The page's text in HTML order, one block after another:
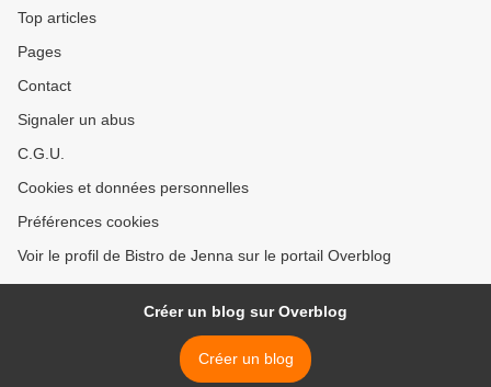
Top articles
Pages
Contact
Signaler un abus
C.G.U.
Cookies et données personnelles
Préférences cookies
Voir le profil de Bistro de Jenna sur le portail Overblog
Créer un blog sur Overblog
Créer un blog